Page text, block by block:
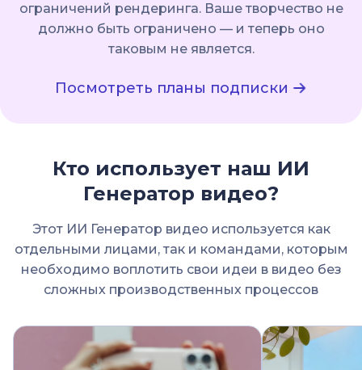
ограничений рендеринга. Ваше творчество не
должно быть ограничено — и теперь оно
таковым не является.
Посмотреть планы подписки
Кто использует наш ИИ
Генератор видео?
Этот ИИ Генератор видео используется как
отдельными лицами, так и командами, которым
необходимо воплотить свои идеи в видео без
сложных производственных процессов